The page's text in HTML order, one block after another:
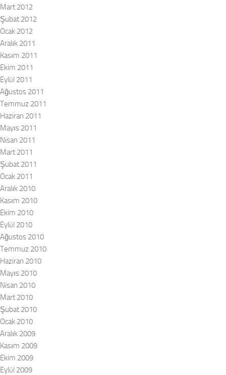
Mart 2012
Şubat 2012
Ocak 2012
Aralık 2011
Kasım 2011
Ekim 2011
Eylül 2011
Ağustos 2011
Temmuz 2011
Haziran 2011
Mayıs 2011
Nisan 2011
Mart 2011
Şubat 2011
Ocak 2011
Aralık 2010
Kasım 2010
Ekim 2010
Eylül 2010
Ağustos 2010
Temmuz 2010
Haziran 2010
Mayıs 2010
Nisan 2010
Mart 2010
Şubat 2010
Ocak 2010
Aralık 2009
Kasım 2009
Ekim 2009
Eylül 2009